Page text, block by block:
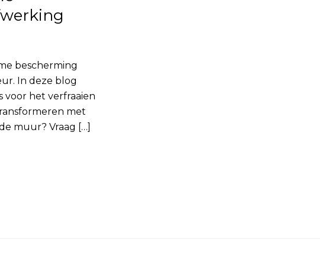
bescherming
In deze blog
voor het verfraaien
met
muur? Vraag […]